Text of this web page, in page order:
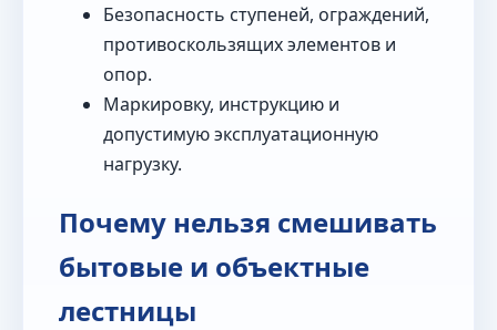
Безопасность ступеней, ограждений,
противоскользящих элементов и
опор.
Маркировку, инструкцию и
допустимую эксплуатационную
нагрузку.
Почему нельзя смешивать
бытовые и объектные
лестницы